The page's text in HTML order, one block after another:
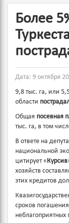
Более
Дата: 9 октября
9,8 тыс. га, или
области
Общая посевная
тыс. га, в том
В ответе на
национальной
цитирует «Курсив
хозяйств
этих кредитов
сроков